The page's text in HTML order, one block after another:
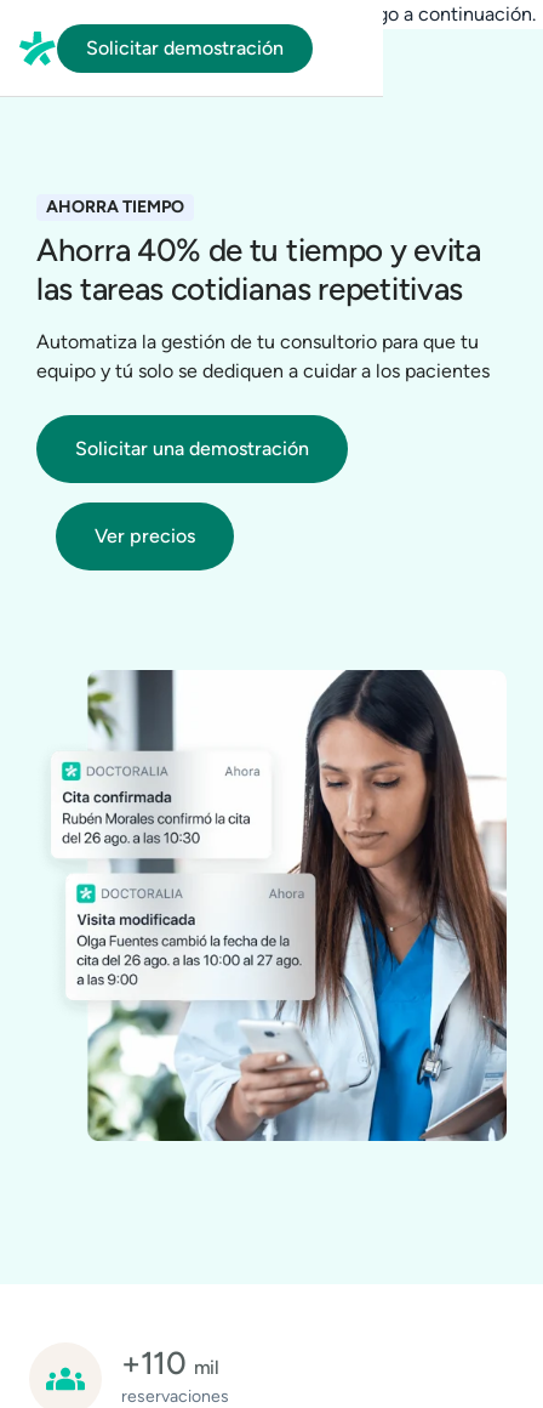
Solicitar demostración
En HubSpot tenemos otro código que te pego a continuación.
AHORRA TIEMPO
Ahorra 40% de tu tiempo y evita
las tareas cotidianas repetitivas
Automatiza la gestión de tu consultorio para que tu
equipo y tú solo se dediquen a cuidar a los pacientes
Solicitar una demostración
Ver precios
+110 mil
reservaciones